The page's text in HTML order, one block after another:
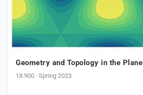
Geometry and Topology in the Plane
18.900 · Spring 2023